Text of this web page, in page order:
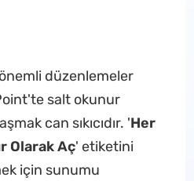
düzenlemeler
salt okunur
can sıkıcıdır. 'Her
Olarak Aç' etiketini
için sunumu